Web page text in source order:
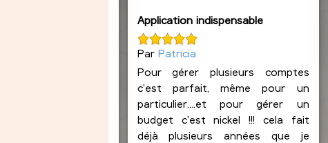
Application indispensable
Par Patricia
Pour gérer plusieurs comptes
c'est parfait, même pour un
particulier....et pour gérer un
budget c'est nickel !!! cela fait
déjà plusieurs années que je